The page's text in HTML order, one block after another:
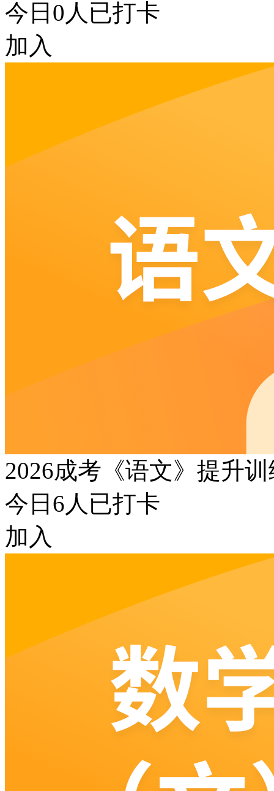
今日 0 人已打卡
加入
2026成考《语文》提升
今日 6人已打卡
加入